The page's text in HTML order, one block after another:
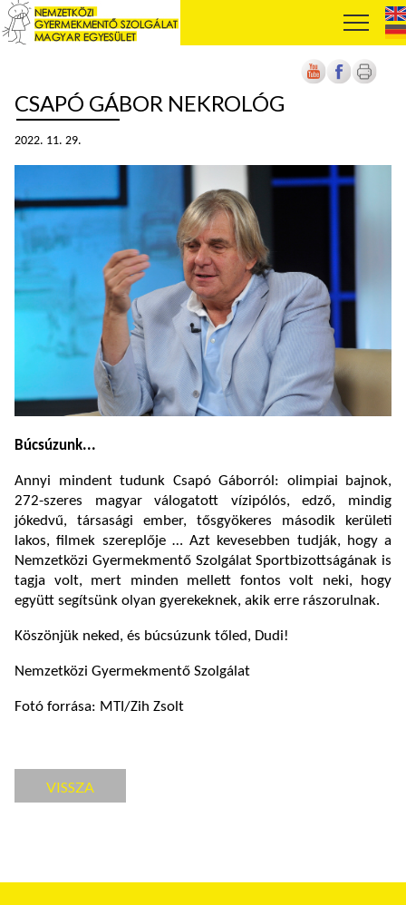
CSAPÓ GÁBOR NEKROLÓG
2022. 11. 29.
Búcsúzunk...
Annyi mindent tudunk Csapó Gáborról: olimpiai bajnok,
272-szeres magyar válogatott vízipólós, edző, mindig
jókedvű, társasági ember, tősgyökeres második kerületi
lakos, filmek szereplője … Azt kevesebben tudják, hogy a
Nemzetközi Gyermekmentő Szolgálat Sportbizottságának is
tagja volt, mert minden mellett fontos volt neki, hogy
együtt segítsünk olyan gyerekeknek, akik erre rászorulnak.
Köszönjük neked, és búcsúzunk tőled, Dudi!
Nemzetközi Gyermekmentő Szolgálat
Fotó forrása: MTI/Zih Zsolt
VISSZA